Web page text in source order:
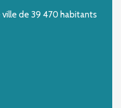
de 39 470 habitants